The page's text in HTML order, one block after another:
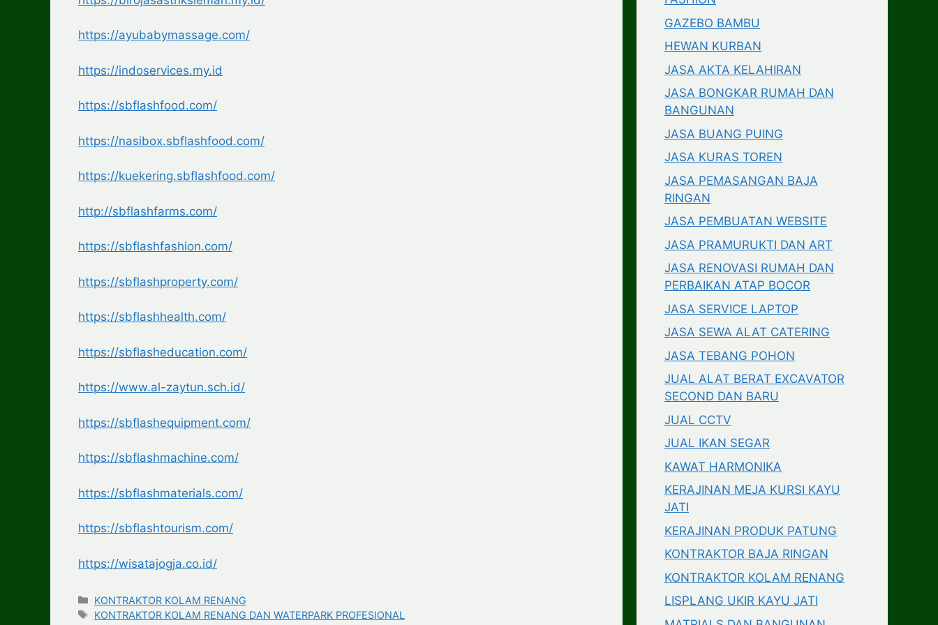
https://ayubabymassage.com/
https://indoservices.my.id
https://sbflashfood.com/
https://nasibox.sbflashfood.com/
https://kuekering.sbflashfood.com/
http://sbflashfarms.com/
https://sbflashfashion.com/
https://sbflashproperty.com/
https://sbflashhealth.com/
https://sbflasheducation.com/
https://www.al-zaytun.sch.id/
https://sbflashequipment.com/
https://sbflashmachine.com/
https://sbflashmaterials.com/
https://sbflashtourism.com/
https://wisatajogja.co.id/
Categories
KONTRAKTOR KOLAM RENANG
Tags
KONTRAKTOR KOLAM RENANG DAN WATERPARK PROFESIONAL
GAZEBO BAMBU
HEWAN KURBAN
JASA AKTA KELAHIRAN
JASA BONGKAR RUMAH DAN
BANGUNAN
JASA BUANG PUING
JASA KURAS TOREN
JASA PEMASANGAN BAJA
RINGAN
JASA PEMBUATAN WEBSITE
JASA PRAMURUKTI DAN ART
JASA RENOVASI RUMAH DAN
PERBAIKAN ATAP BOCOR
JASA SERVICE LAPTOP
JASA SEWA ALAT CATERING
JASA TEBANG POHON
JUAL ALAT BERAT EXCAVATOR
SECOND DAN BARU
JUAL CCTV
JUAL IKAN SEGAR
KAWAT HARMONIKA
KERAJINAN MEJA KURSI KAYU
JATI
KERAJINAN PRODUK PATUNG
KONTRAKTOR BAJA RINGAN
KONTRAKTOR KOLAM RENANG
LISPLANG UKIR KAYU JATI